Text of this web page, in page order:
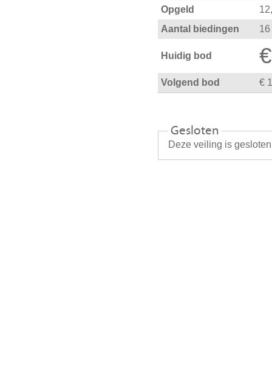
Opgeld
Aantal biedingen
16
Huidig bod
Volgend bod €
Gesloten
Deze veiling is